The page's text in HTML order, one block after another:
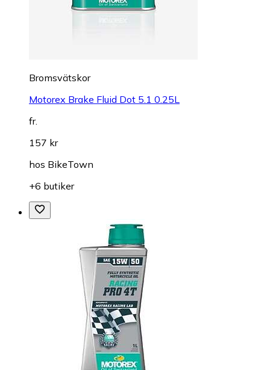
Bromsvätskor
Motorex Brake Fluid Dot 5.1 0.25L
fr.
157 kr
hos BikeTown
+6 butiker